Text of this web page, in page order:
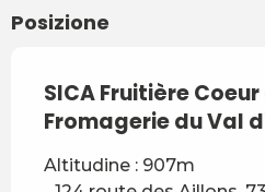
Posizione
SICA Fruitière
Fromagerie du Val
Altitudine : 907m